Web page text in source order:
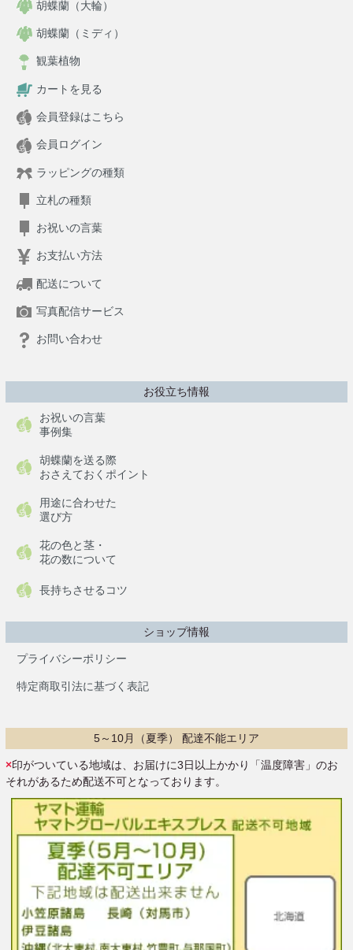
胡蝶蘭（大輪）
胡蝶蘭（ミディ）
観葉植物
カートを見る
会員登録はこちら
会員ログイン
ラッピングの種類
立札の種類
お祝いの言葉
お支払い方法
配送について
写真配信サービス
お問い合わせ
お役立ち情報
お祝いの言葉
事例集
胡蝶蘭を送る際
おさえておくポイント
用途に合わせた
選び方
花の色と茎・
花の数について
長持ちさせるコツ
ショップ情報
プライバシーポリシー
特定商取引法に基づく表記
5～10月（夏季） 配達不能エリア
×印がついている地域は、お届けに3日以上かかり「温度障害」のお
それがあるため配送不可となっております。